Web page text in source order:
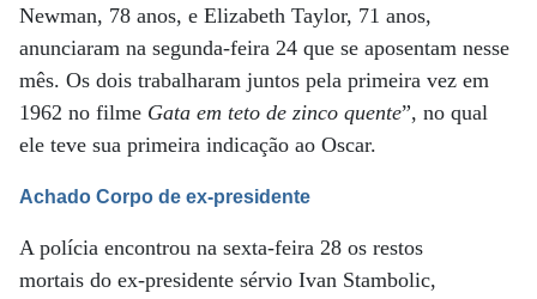
Newman, 78 anos, e Elizabeth Taylor, 71 anos,
anunciaram na segunda-feira 24 que se aposentam nesse
mês. Os dois trabalharam juntos pela primeira vez em
1962 no filme Gata em teto de zinco quente”, no qual
ele teve sua primeira indicação ao Oscar.
Achado Corpo de ex-presidente
A polícia encontrou na sexta-feira 28 os restos
mortais do ex-presidente sérvio Ivan Stambolic,